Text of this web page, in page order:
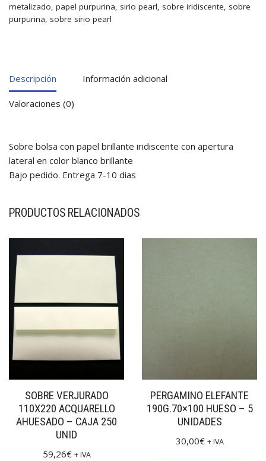
metalizado papel purpurina sirio pearl sobre iridiscente sobre
purpurina sobre sirio pearl
Descripción Información adicional
Valoraciones (0)
Sobre bolsa con papel brillante iridiscente con apertura
lateral en color blanco brillante
Bajo pedido. Entrega 7-10 dias
PRODUCTOS RELACIONADOS
SOBRE VERJURADO
110X220 ACQUARELLO
AHUESADO – CAJA 250
UNID
59,26€ + IVA
PERGAMINO ELEFANTE
190G.70×100 HUESO – 5
UNIDADES
30,00€ + IVA